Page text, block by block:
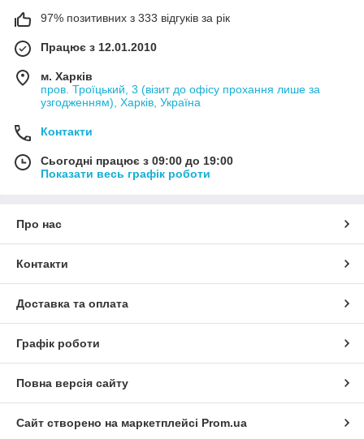
97% позитивних з 333 відгуків за рік
Працює з 12.01.2010
м. Харків
пров. Троїцький, 3 (візит до офісу прохання лише за
узгодженням), Харків, Україна
Контакти
Сьогодні працює з 09:00 до 19:00
Показати весь графік роботи
Про нас
Контакти
Доставка та оплата
Графік роботи
Повна версія сайту
Сайт створено на маркетплейсі Prom.ua